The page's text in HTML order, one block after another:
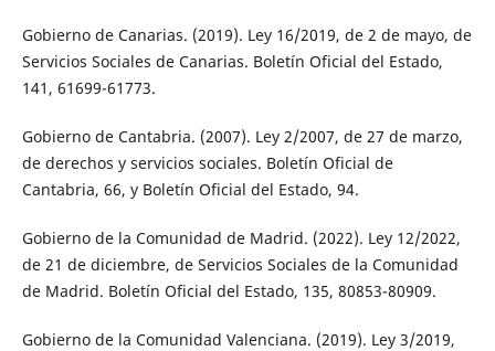
Gobierno de Canarias. (2019). Ley 16/2019, de 2 de mayo, de
Servicios Sociales de Canarias. Boletín Oficial del Estado,
141, 61699-61773.
Gobierno de Cantabria. (2007). Ley 2/2007, de 27 de marzo,
de derechos y servicios sociales. Boletín Oficial de
Cantabria, 66, y Boletín Oficial del Estado, 94.
Gobierno de la Comunidad de Madrid. (2022). Ley 12/2022,
de 21 de diciembre, de Servicios Sociales de la Comunidad
de Madrid. Boletín Oficial del Estado, 135, 80853-80909.
Gobierno de la Comunidad Valenciana. (2019). Ley 3/2019,